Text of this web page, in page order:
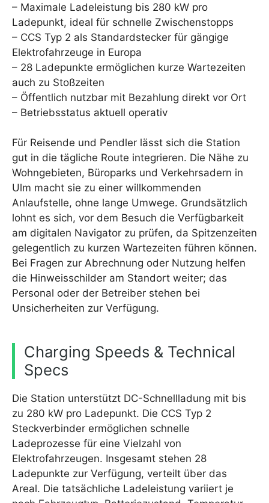
– Maximale Ladeleistung bis 280 kW pro
Ladepunkt, ideal für schnelle Zwischenstopps
– CCS Typ 2 als Standardstecker für gängige
Elektrofahrzeuge in Europa
– 28 Ladepunkte ermöglichen kurze Wartezeiten
auch zu Stoßzeiten
– Öffentlich nutzbar mit Bezahlung direkt vor Ort
– Betriebsstatus aktuell operativ
Für Reisende und Pendler lässt sich die Station
gut in die tägliche Route integrieren. Die Nähe zu
Wohngebieten, Büroparks und Verkehrsadern in
Ulm macht sie zu einer willkommenden
Anlaufstelle, ohne lange Umwege. Grundsätzlich
lohnt es sich, vor dem Besuch die Verfügbarkeit
am digitalen Navigator zu prüfen, da Spitzenzeiten
gelegentlich zu kurzen Wartezeiten führen können.
Bei Fragen zur Abrechnung oder Nutzung helfen
die Hinweisschilder am Standort weiter; das
Personal oder der Betreiber stehen bei
Unsicherheiten zur Verfügung.
Charging Speeds & Technical
Specs
Die Station unterstützt DC-Schnellladung mit bis
zu 280 kW pro Ladepunkt. Die CCS Typ 2
Steckverbinder ermöglichen schnelle
Ladeprozesse für eine Vielzahl von
Elektrofahrzeugen. Insgesamt stehen 28
Ladepunkte zur Verfügung, verteilt über das
Areal. Die tatsächliche Ladeleistung variiert je